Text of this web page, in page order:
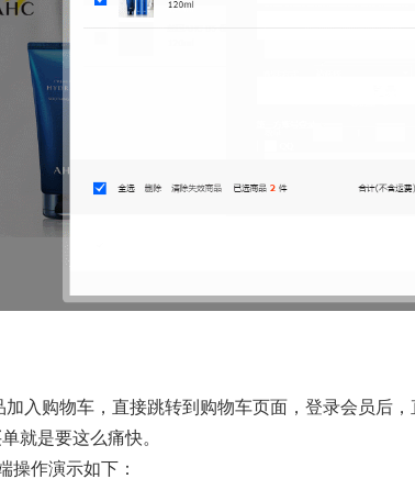
入购物车，直接跳转到购物车页面，登录会员后
就是要这么痛快。
操作演示如下：